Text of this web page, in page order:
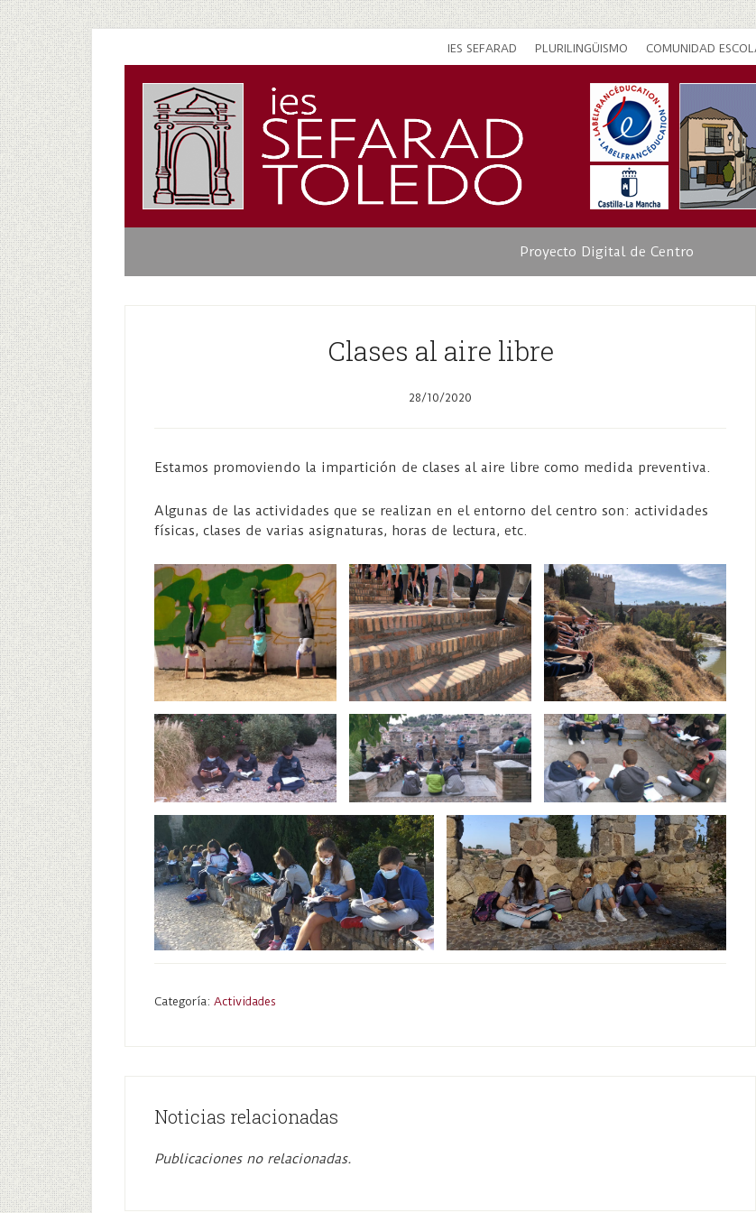
IES SEFARAD PLURILINGÜISMO COMUNIDAD
Proyecto Digital de Centro
Clases al aire libre
28/10/2020
Estamos promoviendo la impartición de clases al aire libre como medida preventiva.
Algunas de las actividades que se realizan en el entorno del centro son: actividades
físicas, clases de varias asignaturas, horas de lectura, etc.
Categoría: Actividades
Noticias relacionadas
Publicaciones no relacionadas.